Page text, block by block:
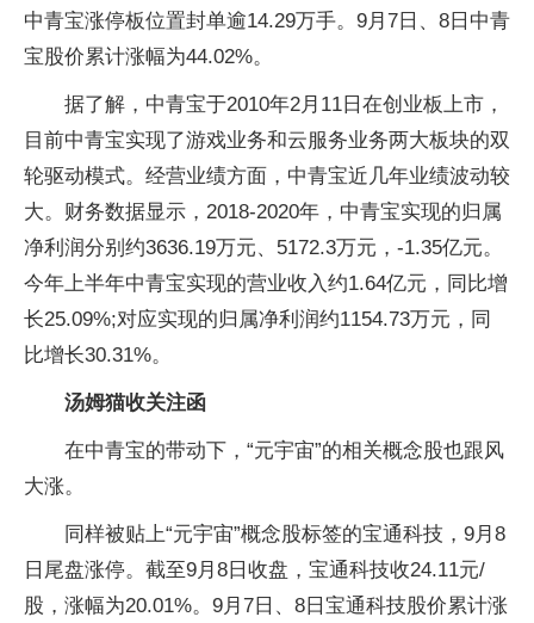
中青宝涨停板位置封单逾14.29万手。9月7日、8日中青
宝股价累计涨幅为44.02%。
据了解，中青宝于2010年2月11日在创业板上市，
目前中青宝实现了游戏业务和云服务业务两大板块的双
轮驱动模式。经营业绩方面，中青宝近几年业绩波动较
大。财务数据显示，2018-2020年，中青宝实现的归属
净利润分别约3636.19万元、5172.3万元，-1.35亿元。
今年上半年中青宝实现的营业收入约1.64亿元，同比增
长25.09%;对应实现的归属净利润约1154.73万元，同
比增长30.31%。
汤姆猫收关注函
在中青宝的带动下，“元宇宙”的相关概念股也跟风
大涨。
同样被贴上“元宇宙”概念股标签的宝通科技，9月8
日尾盘涨停。截至9月8日收盘，宝通科技收24.11元/
股，涨幅为20.01%。9月7日、8日宝通科技股价累计涨